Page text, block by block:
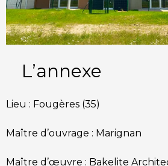
L’annexe
Lieu : Fougères (35)
Maître d’ouvrage : Marignan
Maître d’œuvre : Bakelite